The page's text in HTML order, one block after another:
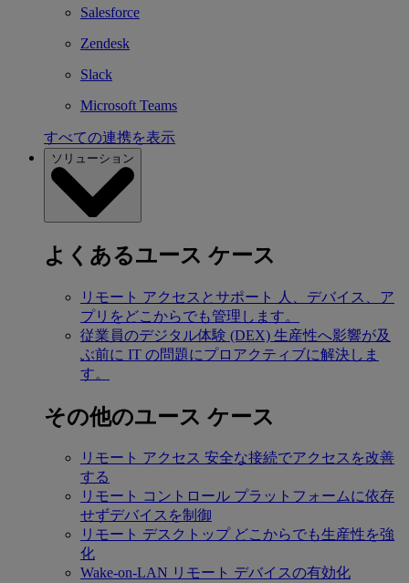
Salesforce
Zendesk
Slack
Microsoft Teams
すべての連携を表示
ソリューション
よくあるユース ケース
リモート アクセスとサポート
人、デバイス、ア
プリをどこからでも管理します。
従業員のデジタル体験 (DEX) 生産性へ影響が及
ぶ前に IT の問題にプロアクティブに解決しま
す。
その他のユース ケース
リモート アクセス 安全な接続でアクセスを改善
する
リモート コントロール プラットフォームに依存
せずデバイスを制御
リモート デスクトップ どこからでも生産性を強
化
Wake-on-LAN リモート デバイスの有効化